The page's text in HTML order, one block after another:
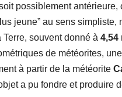
possiblement
jeune” au sens
Terre, souvent donné à 4,54
de météorites,
à partir de la météorite
a pu fondre et